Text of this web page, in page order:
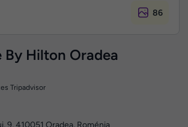
86
By Hilton Oradea
Tripadvisor
9, 410051 Oradea, Roménia